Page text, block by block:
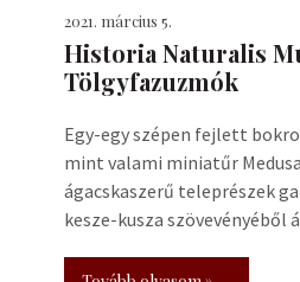
2021. március 5.
Historia Naturalis
Tölgyfazuzmók
Egy-egy szépen fejlett
mint valami miniatűr
ágacskaszerű teleprészek
kesze-kusza szövevényéből